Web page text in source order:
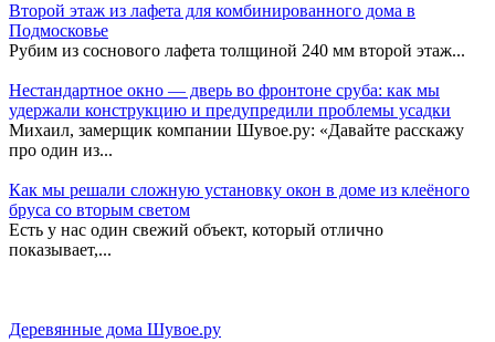
Второй этаж из лафета для комбинированного дома в
Подмосковье
Рубим из соснового лафета толщиной 240 мм второй этаж...
Нестандартное окно — дверь во фронтоне сруба: как мы
удержали конструкцию и предупредили проблемы усадки
Михаил, замерщик компании Шувое.ру: «Давайте расскажу
про один из...
Как мы решали сложную установку окон в доме из клеёного
бруса со вторым светом
Есть у нас один свежий объект, который отлично
показывает,...
Деревянные дома Шувое.ру